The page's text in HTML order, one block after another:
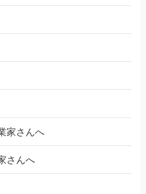
家さんへ
さんへ